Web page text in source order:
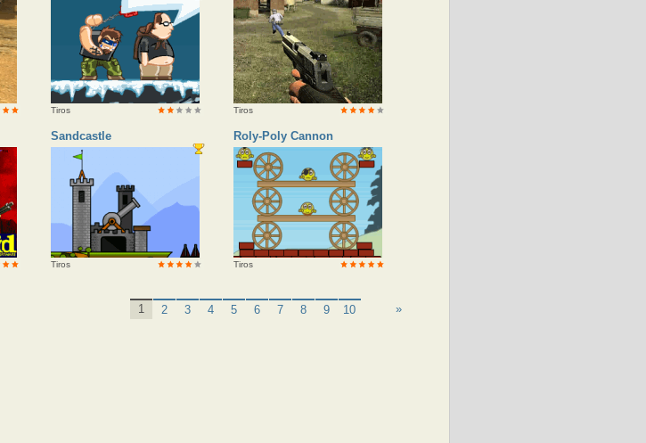
Tiros Tiros
Sandcastle
Tiros
Roly-Poly Cannon
Tiros
1 2 3 4 5 6 7 8 9 10 »